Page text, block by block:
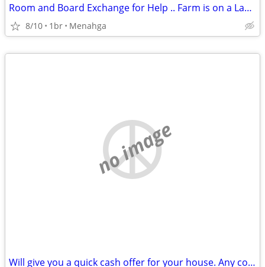
Room and Board Exchange for Help .. Farm is on a Lake front
8/10 1br Menahga
no image
Will give you a quick cash offer for your house. Any condition!